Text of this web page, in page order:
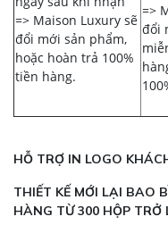
=> Maison Luxury sẽ
đổi mới sản phẩm,
hoặc hoàn trả 100%
tiền hàng.
=>
đổi
HỖ TRỢ IN LOGO
THIẾT KẾ MỚI LẠI BAO
HÀNG TỪ 300 HỘP TRỞ